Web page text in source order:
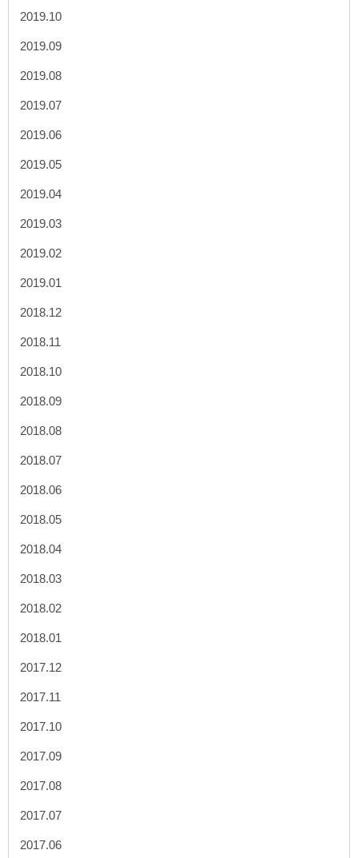
2019.10
2019.09
2019.08
2019.07
2019.06
2019.05
2019.04
2019.03
2019.02
2019.01
2018.12
2018.11
2018.10
2018.09
2018.08
2018.07
2018.06
2018.05
2018.04
2018.03
2018.02
2018.01
2017.12
2017.11
2017.10
2017.09
2017.08
2017.07
2017.06